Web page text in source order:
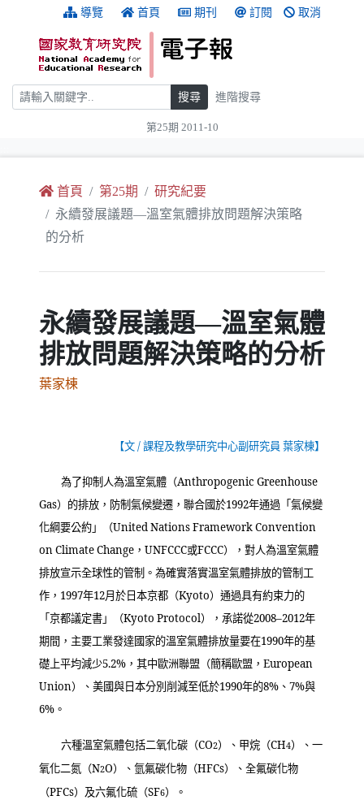
跳到主要內容 導覽 首頁 期刊 訂閱 取消
搜尋 搜尋 進階搜尋
第25期 2011-10
首頁 第25期
研究紀要
永續發展議題—溫室氣體排放問題解決策略
的分析
永續發展議題—溫室氣體
排放問題解決策略的分析
葉家棟
【文/課程及教學研究中心副研究員 葉家棟】
為了抑制人為溫室氣體（Anthropogenic Greenhouse
Gas）的排放，防制氣候變遷，聯合國於1992年通過「氣候變
化綱要公約」（United Nations Framework Convention
on Climate Change ， UNFCCC或FCCC），對人為溫室氣體
排放宣示全球性的管制。為確實落實溫室氣體排放的管制工
作， 1997年12月於日本京都（Kyoto）通過具有約束力的
「京都議定書」（Kyoto Protocol），承諾從2008–2012年
期間，主要工業發達國家的溫室氣體排放量要在1990年的基
礎上平均減少5.2% ，其中歐洲聯盟（簡稱歐盟， European
Union）、美國與日本分別削減至低於1990年的8% 、 7%與
6% 。
六種溫室氣體包括二氧化碳（CO2）、甲烷（CH4）、一
氧化二氮（N2O）、氫氟碳化物（HFCs）、全氟碳化物
（PFCs）及六氟化硫（SF6）。